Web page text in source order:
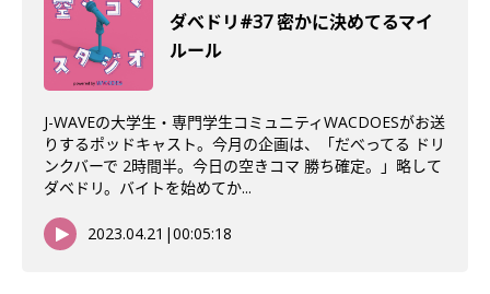
ダべドリ#37 密かに決めてるマイ
ルール
J-WAVEの大学生・専門学生コミュニティWACDOESがお送
りするポッドキャスト。今月の企画は、「だべってる ドリ
ンクバーで 2時間半。今日の空きコマ 勝ち確定。」略して
ダベドリ。バイトを始めてか...
2023.04.21 |00:05:18